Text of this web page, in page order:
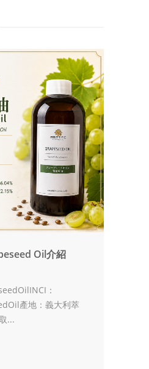
Oil介紹
：
產地：義大利萃
...